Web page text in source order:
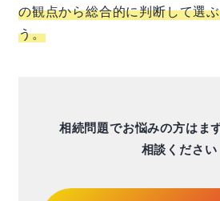
の観点から総合的に判断して選
う。
相続問題でお悩みの方はま
相談ください